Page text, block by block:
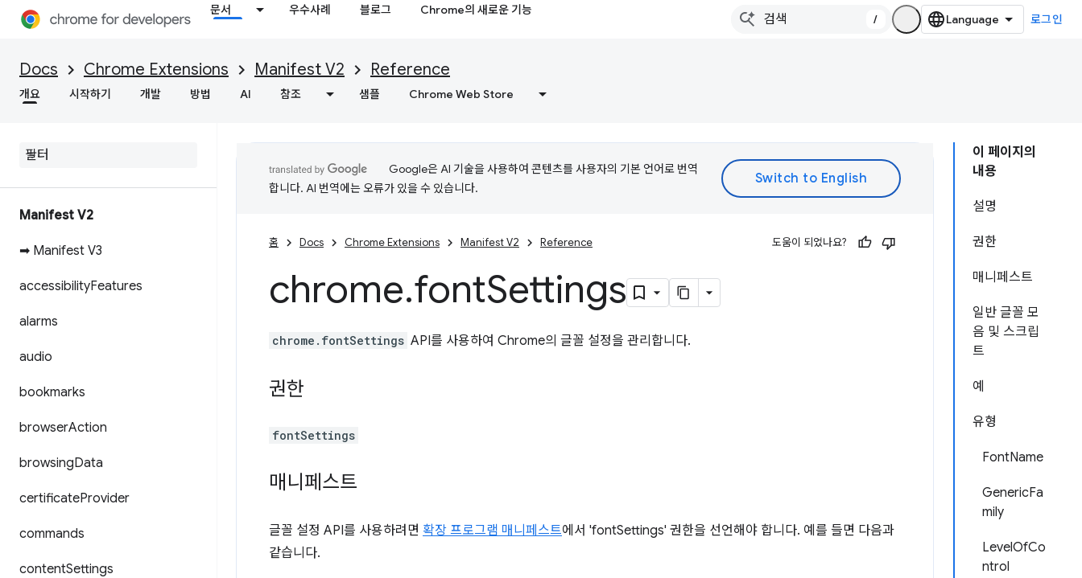
문서 우수사례 블로그 Chrome의 새로운 기능
/ 로그인
Docs Chrome Extensions Manifest V2 Reference
개요 시작하기 개발 방법 AI 참조 샘플 Chrome Web Store
Manifest V2
➡ Manifest V3
accessibilityFeatures
alarms
audio
bookmarks
browserAction
browsingData
certificateProvider
commands
contentSettings
이 페이지의
내용
설명
권한
매니페스트
일반 글꼴 모
음 및 스크립
트
예
유형
FontName
GenericFa
mily
LevelOfCo
ntrol
Google은 AI 기술을 사용하여 콘텐츠를 사용자의 기본 언어로 번역
합니다. AI 번역에는 오류가 있을 수 있습니다.
홈 Docs Chrome Extensions Manifest V2 Reference 도움이 되었나요?
chrome.fontSettings
chrome.fontSettings API를 사용하여 Chrome의 글꼴 설정을 관리합니다.
권한
fontSettings
매니페스트
글꼴 설정 API를 사용하려면 확장 프로그램 매니페스트에서 'fontSettings' 권한을 선언해야 합니다. 예를 들면 다음과
같습니다.